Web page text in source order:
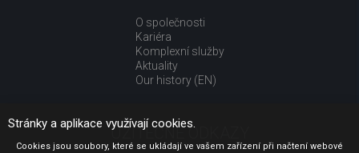
O společnosti
Kariéra
Komplexní služby
Aktuality
Our history (EN)
UŽITEČNÉ ODKAZY
Stránky a aplikace využívají cookies.
Cookies jsou soubory, které se ukládají ve vašem zařízení při načtení webové